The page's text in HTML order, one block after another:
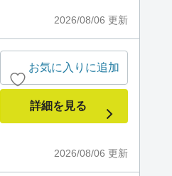
2026/08/06 更新
2026/08/06 更新
お気に入りに追加
詳細を見る